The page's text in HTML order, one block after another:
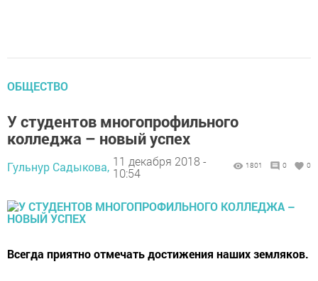
ОБЩЕСТВО
У студентов многопрофильного
колледжа – новый успех
Гульнур Садыкова, 11 декабря 2018 -
10:54
1801 0 0
Всегда приятно отмечать достижения наших земляков.